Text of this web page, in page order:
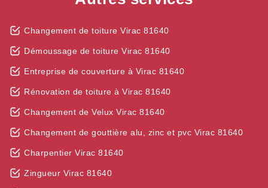
Changement de toiture Virac 81640
Démoussage de toiture Virac 81640
Entreprise de couverture à Virac 81640
Rénovation de toiture à Virac 81640
Changement de Velux Virac 81640
Changement de gouttière alu, zinc et pvc Virac 81640
Charpentier Virac 81640
Zingueur Virac 81640